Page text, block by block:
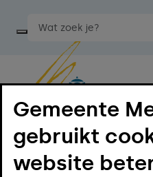
Start een
Menu
Gemeente
gebruikt
website